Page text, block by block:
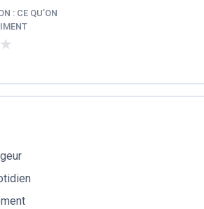
: CE QU’ON